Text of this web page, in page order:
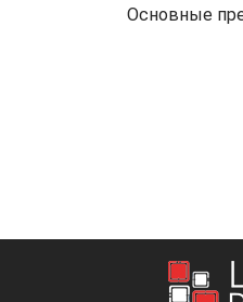
Основные